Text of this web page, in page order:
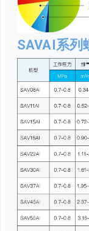
SAVAI系列